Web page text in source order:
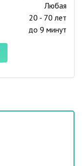
Любая
20 - 70 лет
до 9 минут